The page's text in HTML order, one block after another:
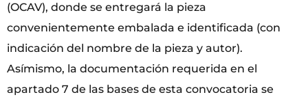
(OCAV), donde se entregará la pieza
convenientemente embalada e identificada (con
indicación del nombre de la pieza y autor).
Asímismo, la documentación requerida en el
apartado 7 de las bases de esta convocatoria se